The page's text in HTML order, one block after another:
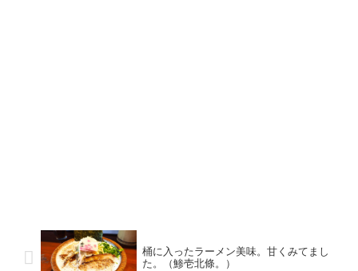
桶に入ったラーメン美味。甘くみてまし
た。（鯵壱北條。）